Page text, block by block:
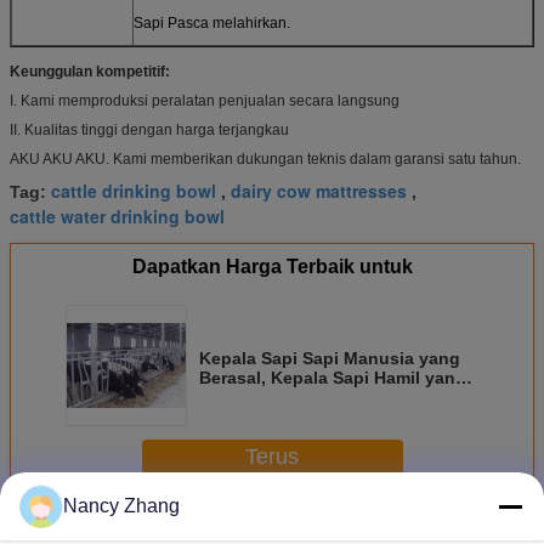
Sapi Pasca melahirkan.
Keunggulan kompetitif:
I. Kami memproduksi peralatan penjualan secara langsung
II. Kualitas tinggi dengan harga terjangkau
AKU AKU AKU. Kami memberikan dukungan teknis dalam garansi satu tahun.
Tag: cattle drinking bowl , dairy cow mattresses ,
cattle water drinking bowl
Dapatkan Harga Terbaik untuk
Kepala Sapi Sapi Manusia yang
Berasal, Kepala Sapi Hamil yang
Terus
Lebih Peralatan Peternakan Sapi
Nancy Zhang